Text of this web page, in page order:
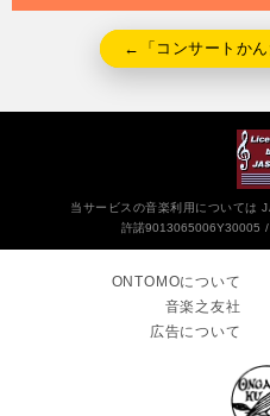
←「コンサートか
当サービスの音楽利用については
許諾9013065006Y30005
ONTOMOについて
音楽之友社
広告について